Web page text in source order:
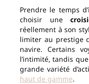
Prendre le temps
choisir une
réellement à son
limiter au prestige
navire. Certains
l’intimité, tandis
grande variété
haut de gamme.